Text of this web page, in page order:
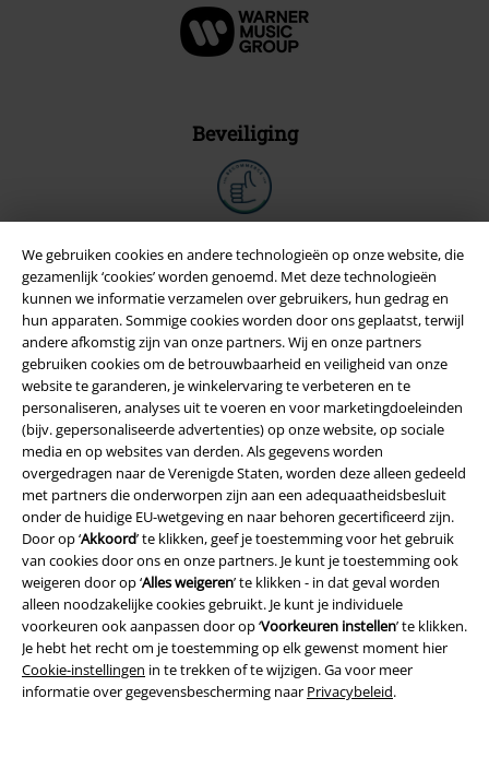
We gebruiken cookies en andere technologieën op onze website, die
gezamenlijk ‘cookies’ worden genoemd. Met deze technologieën
kunnen we informatie verzamelen over gebruikers, hun gedrag en
hun apparaten. Sommige cookies worden door ons geplaatst, terwijl
andere afkomstig zijn van onze partners. Wij en onze partners
gebruiken cookies om de betrouwbaarheid en veiligheid van onze
website te garanderen, je winkelervaring te verbeteren en te
personaliseren, analyses uit te voeren en voor marketingdoeleinden
(bijv. gepersonaliseerde advertenties) op onze website, op sociale
media en op websites van derden. Als gegevens worden
overgedragen naar de Verenigde Staten, worden deze alleen gedeeld
met partners die onderworpen zijn aan een adequaatheidsbesluit
onder de huidige EU-wetgeving en naar behoren gecertificeerd zijn.
Door op ‘Akkoord’ te klikken, geef je toestemming voor het gebruik
van cookies door ons en onze partners. Je kunt je toestemming ook
weigeren door op ‘Alles weigeren’ te klikken - in dat geval worden
alleen noodzakelijke cookies gebruikt. Je kunt je individuele
voorkeuren ook aanpassen door op ‘Voorkeuren instellen’ te klikken.
Je hebt het recht om je toestemming op elk gewenst moment hier
Cookie-instellingen in te trekken of te wijzigen. Ga voor meer
informatie over gegevensbescherming naar Privacybeleid.
Beveiliging
Legal
Algemene Voorwaarden
Bedrijfsgegevens
Privacyverklaring
Verklaring van conformiteit
Informatie over toegankelijkheid